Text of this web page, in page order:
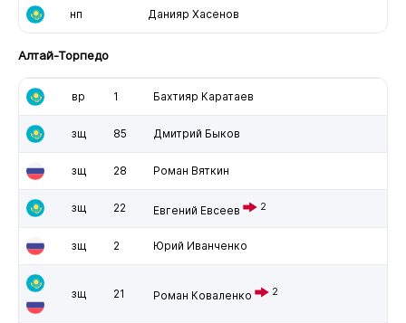
нп Данияр Хасенов
Алтай-Торпедо
вр 1 Бахтияр Каратаев
зщ 85 Дмитрий Быков
зщ 28 Роман Вяткин
зщ 22 Евгений Евсеев 2
зщ 2 Юрий Иванченко
зщ 21 Роман Коваленко 2